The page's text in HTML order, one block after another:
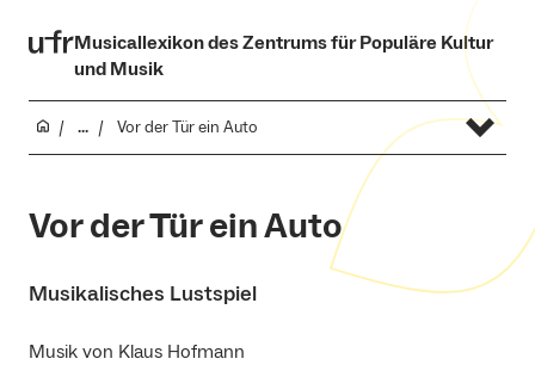
Musicallexikon des Zentrums für Populäre Kultur
und Musik
... Vor der Tür ein Auto
Vor der Tür ein Auto
Musikalisches Lustspiel
Musik von Klaus Hofmann